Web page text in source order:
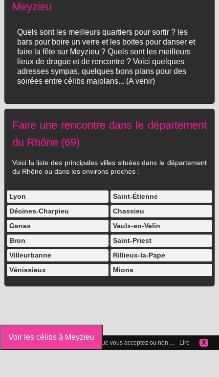
Meyzieu
Quels sont les meilleurs quartiers pour sortir ? les
bars pour boire un verre et les boites pour danser et
faire la fête sur Meyzieu ? Quels sont les meilleurs
lieux de drague et de rencontre ? Voici quelques
adresses sympas, quelques bons plans pour des
soirées entre célibs majolans... (A venir)
Faire une rencontre dans le département
du Rhône (69)
Voici la liste des principales villes situées dans le département
du Rhône ou dans les environs proches :
Lyon
Saint-Étienne
Décines-Charpieu
Chassieu
Genas
Vaulx-en-Velin
Bron
Saint-Priest
Villeurbanne
Rillieux-la-Pape
Vénissieux
Mions
Voir les célibs à Meyzieu
Vous pouvez gérer les cookies que vous acceptez ou non ... Lire X